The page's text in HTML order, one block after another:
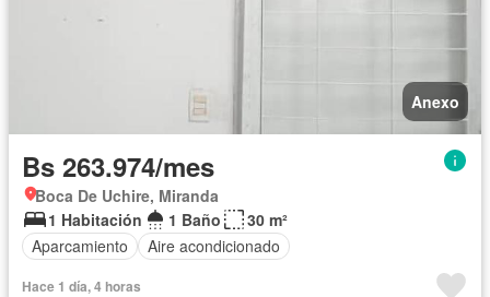
Anexo
Bs 263.974/mes
Boca De Uchire, Miranda
1 Habitación
1 Baño
30 m²
Aparcamiento
Aire acondicionado
Hace 1 día, 4 horas